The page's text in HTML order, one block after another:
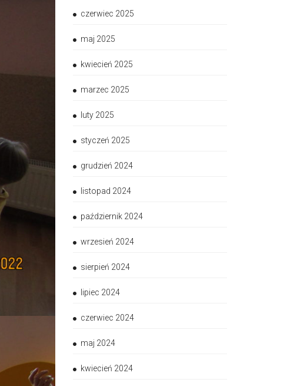
czerwiec 2025
maj 2025
kwiecień 2025
marzec 2025
luty 2025
styczeń 2025
grudzień 2024
listopad 2024
październik 2024
wrzesień 2024
sierpień 2024
lipiec 2024
czerwiec 2024
maj 2024
kwiecień 2024